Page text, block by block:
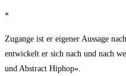
*
Zugan­ge ist er eige­ner Aus­sa­ge
ent­wi­ckelt er sich nach und nach
und Abs­tract Hiphop«.